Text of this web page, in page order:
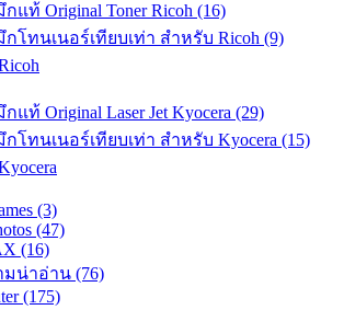
แท้ Original Toner Ricoh (16)
โทนเนอร์เทียบเท่า สำหรับ Ricoh (9)
แท้ Original Laser Jet Kyocera (29)
โทนเนอร์เทียบเท่า สำหรับ Kyocera (15)
(3)
(47)
(16)
น่าอ่าน (76)
(175)